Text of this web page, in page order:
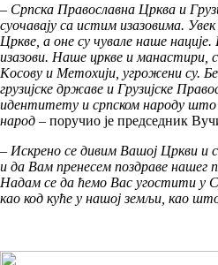
– Српска Православна Црква и
суочавају са истим изазовима.
Цркве, а оне су чувале наше
изазови. Наше цркве и манастири,
Kосову и Метохији, угрожени су.
грузијске државе и Грузијске
идентитету и српском народу што
народ – поручио је председник
– Искрено се дивим Вашој Цркви и
и да Вам пренесем поздраве нашег
Надам се да ћемо Вас угостити у
као код куће у нашој земљи, као